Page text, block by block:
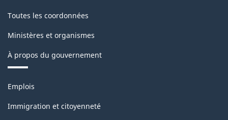
Toutes les coordonnées
Ministères et organismes
À propos du gouvernement
Thèmes
sujets
Emplois
Immigration et citoyenneté